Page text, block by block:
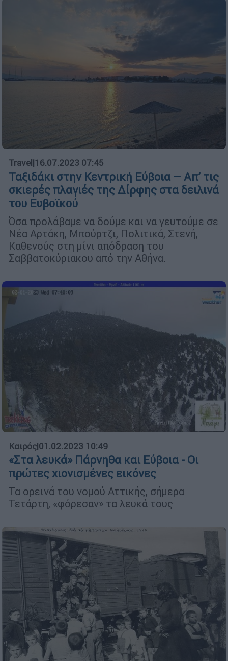
Travel |16.07.2023 07:45
Ταξιδάκι στην Κεντρική Εύβοια – Απ’ τις
σκιερές πλαγιές της Δίρφης στα δειλινά
του Ευβοϊκού
Όσα προλάβαμε να δούμε και να γευτούμε σε
Νέα Αρτάκη, Μπούρτζι, Πολιτικά, Στενή,
Καθενούς στη μίνι απόδραση του
Σαββατοκύριακου από την Αθήνα.
Καιρός|01.02.2023 10:49
«Στα λευκά» Πάρνηθα και Εύβοια - Οι
πρώτες χιονισμένες εικόνες
Τα ορεινά του νομού Αττικής, σήμερα
Τετάρτη, «φόρεσαν» τα λευκά τους